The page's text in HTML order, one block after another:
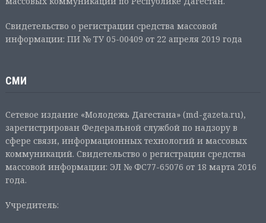
Свидетельство о регистрации средства массовой
информации: ПИ № ТУ 05-00409 от 22 апреля 2019 года
СМИ
Сетевое издание «Молодежь Дагестана» (md-gazeta.ru),
зарегистрирован Федеральной службой по надзору в
сфере связи, информационных технологий и массовых
коммуникаций. Свидетельство о регистрации средства
массовой информации: ЭЛ № ФС77-65076 от 18 марта 2016
года.
Учредитель: